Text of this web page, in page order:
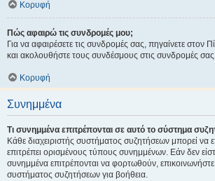
Κορυφή
Πώς αφαιρώ τις συνδρομές μου;
Για να αφαιρέσετε τις συνδρομές σας, πηγαίνετε στον
και ακολουθήστε τους συνδέσμους στις συνδρομές
Κορυφή
Συνημμένα
Τι συνημμένα επιτρέπονται σε αυτό το σύστημα
Κάθε διαχειριστής συστήματος συζητήσεων μπορεί να
επιτρέπει ορισμένους τύπους συνημμένων. Εάν δεν
συνημμένα επιτρέπονται να φορτωθούν, επικοινωνήστε
συστήματος συζητήσεων για βοήθεια.